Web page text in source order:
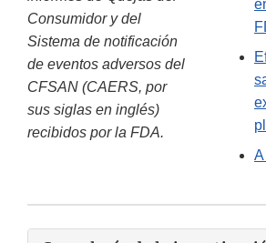
Consumidor y del
Sistema de notificación
de eventos adversos del
CFSAN (CAERS, por
sus siglas en inglés)
recibidos por la FDA.